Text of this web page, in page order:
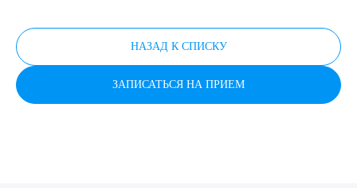
НАЗАД К СПИСКУ
ЗАПИСАТЬСЯ НА ПРИЕМ